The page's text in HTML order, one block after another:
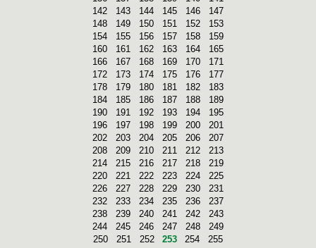
142
143 144 145 146
147
148
149 150 151 152
153
154
155 156 157 158
159
160
161 162 163 164
165
166
167 168 169 170
171
172
173 174 175 176
177
178
179 180 181 182
183
184
185 186 187 188
189
190
191 192 193 194
195
196
197 198 199 200
201
202
203 204 205 206
207
208
209 210 211 212
213
214
215 216 217 218
219
220
221 222 223 224
225
226
227 228 229 230
231
232
233 234 235 236
237
238
239 240 241 242
243
244
245 246 247 248
249
250
251 252 253 254
255